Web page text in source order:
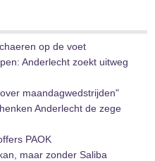
op de voet
Anderlecht zoekt uitweg
maandagwedstrijden"
Anderlecht de zege
PAOK
maar zonder Saliba